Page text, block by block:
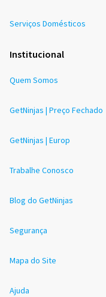
Serviços Domésticos
Institucional
Quem Somos
GetNinjas | Preço Fechado
GetNinjas | Europ
Trabalhe Conosco
Blog do GetNinjas
Segurança
Mapa do Site
Ajuda